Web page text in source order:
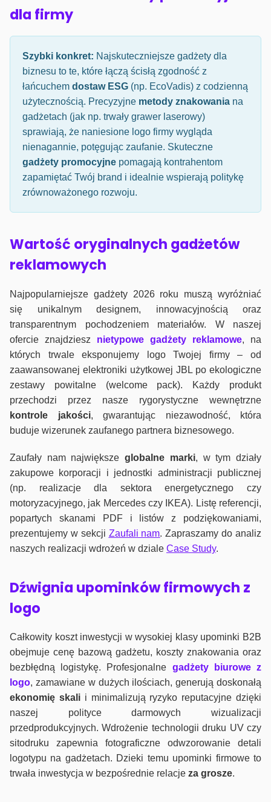
dla firmy
Szybki konkret: Najskuteczniejsze gadżety dla
biznesu to te, które łączą ścisłą zgodność z
łańcuchem dostaw ESG (np. EcoVadis) z codzienną
użytecznością. Precyzyjne metody znakowania na
gadżetach (jak np. trwały grawer laserowy)
sprawiają, że naniesione logo firmy wygląda
nienagannie, potęgując zaufanie. Skuteczne
gadżety promocyjne pomagają kontrahentom
zapamiętać Twój brand i idealnie wspierają politykę
zrównoważonego rozwoju.
Wartość oryginalnych gadżetów
reklamowych
Najpopularniejsze gadżety 2026 roku muszą wyróżniać
się unikalnym designem, innowacyjnością oraz
transparentnym pochodzeniem materiałów. W naszej
ofercie znajdziesz nietypowe gadżety reklamowe, na
których trwale eksponujemy logo Twojej firmy – od
zaawansowanej elektroniki użytkowej JBL po ekologiczne
zestawy powitalne (welcome pack). Każdy produkt
przechodzi przez nasze rygorystyczne wewnętrzne
kontrole jakości, gwarantując niezawodność, która
buduje wizerunek zaufanego partnera biznesowego.
Zaufały nam największeglobalne marki, w tym działy
zakupowe korporacji i jednostki administracji publicznej
(np. realizacje dla sektora energetycznego czy
motoryzacyjnego, jak Mercedes czy IKEA). Listę referencji,
popartych skanami PDF i listów z podziękowaniami,
prezentujemy w sekcji Zaufali nam. Zapraszamy do analiz
naszych realizacji wdrożeń w dziale Case Study.
Dźwignia upominków firmowych z
logo
Całkowity koszt inwestycji w wysokiej klasy upominki B2B
obejmuje cenę bazową gadżetu, koszty znakowania oraz
bezbłędną logistykę. Profesjonalne gadżety biurowe z
logo, zamawiane w dużych ilościach, generują doskonałą
ekonomię skalii minimalizują ryzyko reputacyjne dzięki
naszej polityce darmowych wizualizacji
przedprodukcyjnych. Wdrożenie technologii druku UV czy
sitodruku zapewnia fotograficzne odwzorowanie detali
logotypu na gadżetach. Dzieki temu upominki firmowe to
trwała inwestycja w bezpośrednie relacje za grosze.